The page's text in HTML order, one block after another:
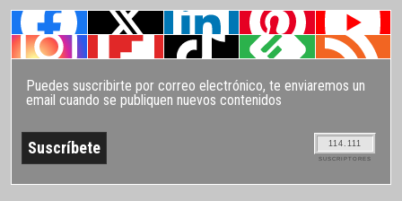
Puedes suscribirte por correo electrónico, te enviaremos un
email cuando se publiquen nuevos contenidos
114.111
SUSCRIPTORES